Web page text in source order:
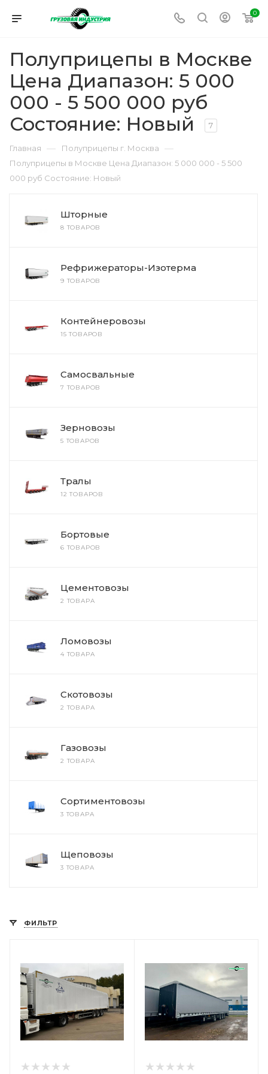
0
Полуприцепы в Москве
Цена Диапазон: 5 000
000 - 5 500 000 руб
Состояние: Новый
7
Главная — Полуприцепы г. Москва —
Полуприцепы в Москве Цена Диапазон: 5 000 000 - 5 500
000 руб Состояние: Новый
Шторные
8 ТОВАРОВ
Рефрижераторы-Изотерма
9 ТОВАРОВ
Контейнеровозы
15 ТОВАРОВ
Самосвальные
7 ТОВАРОВ
Зерновозы
5 ТОВАРОВ
Тралы
12 ТОВАРОВ
Бортовые
6 ТОВАРОВ
Цементовозы
2 ТОВАРА
Ломовозы
4 ТОВАРА
Скотовозы
2 ТОВАРА
Газовозы
2 ТОВАРА
Сортиментовозы
3 ТОВАРА
Щеповозы
3 ТОВАРА
ФИЛЬТР